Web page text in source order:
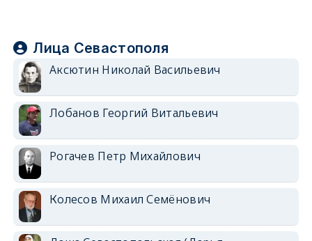
Лица Севастополя
Аксютин Николай Васильевич
Лобанов Георгий Витальевич
Рогачев Петр Михайлович
Колесов Михаил Семёнович